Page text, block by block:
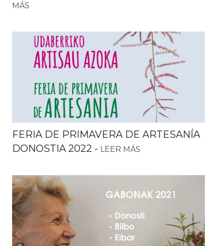
MÁS
FERIA DE PRIMAVERA DE ARTESANÍA
DONOSTIA 2022 - LEER MÁS